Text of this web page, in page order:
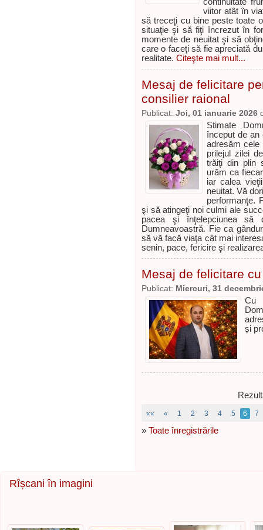
viitor atât în
să treceţi cu bine peste toate
situaţie şi să fiţi încrezut în
momente de neuitat şi să
care o faceţi să fie apreciată
realitate. Citeşte mai mult...
Mesaj de felicitare
consilier raional
Publicat: Joi, 01 ianuarie 2026
Stimate
început de an
adresăm cele
prilejul zilei
trăiţi din plin
urăm ca
iar calea
neuitat. Vă
performanţe.
şi să atingeţi noi culmi ale
pacea şi înţelepciunea să
Dumneavoastră. Fie ca
să vă facă viaţa cât mai
senin, pace, fericire şi
Mesaj de felicitare
Publicat: Miercuri, 31
Cu
și
«« « 1 2 3 4 5 6 7
» Toate înregistrările
Rîșcani în imagini